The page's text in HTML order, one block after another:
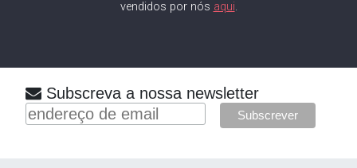
vendidos por nós aqui.
Subscreva a nossa newsletter